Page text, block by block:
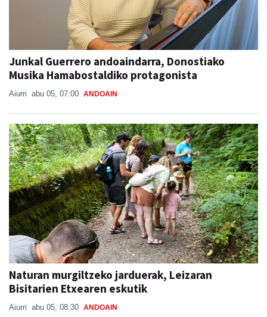
Junkal Guerrero andoaindarra, Donostiako
Musika Hamabostaldiko protagonista
Aiurri abu 05, 07:00 ANDOAIN
Naturan murgiltzeko jarduerak, Leizaran
Bisitarien Etxearen eskutik
Aiurri abu 05, 08:30 ANDOAIN